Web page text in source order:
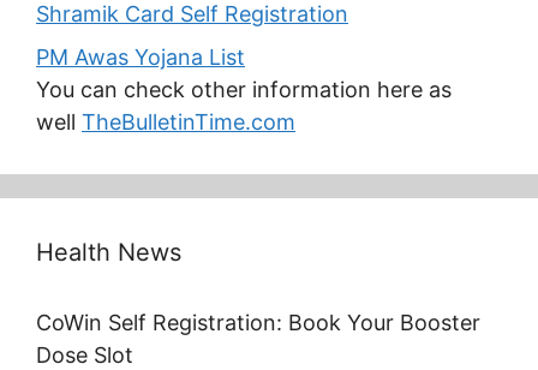
Shramik Card Self Registration
PM Awas Yojana List
You can check other information here as
well TheBulletinTime.com
Health News
CoWin Self Registration: Book Your Booster
Dose Slot